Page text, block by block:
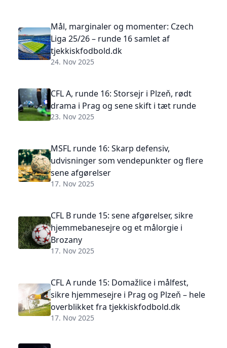
Mål, marginaler og momenter: Czech
Liga 25/26 – runde 16 samlet af
tjekkiskfodbold.dk
24. Nov 2025
CFL A, runde 16: Storsejr i Plzeň, rødt
drama i Prag og sene skift i tæt runde
23. Nov 2025
MSFL runde 16: Skarp defensiv,
udvisninger som vendepunkter og flere
sene afgørelser
17. Nov 2025
CFL B runde 15: sene afgørelser, sikre
hjemmebanesejre og et målorgie i
Brozany
17. Nov 2025
CFL A runde 15: Domažlice i målfest,
sikre hjemmesejre i Prag og Plzeň – hele
overblikket fra tjekkiskfodbold.dk
17. Nov 2025